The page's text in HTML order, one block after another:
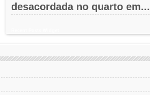
desacordada no quarto em...